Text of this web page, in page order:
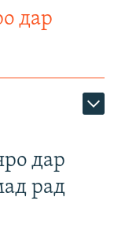
дар
дар
рад